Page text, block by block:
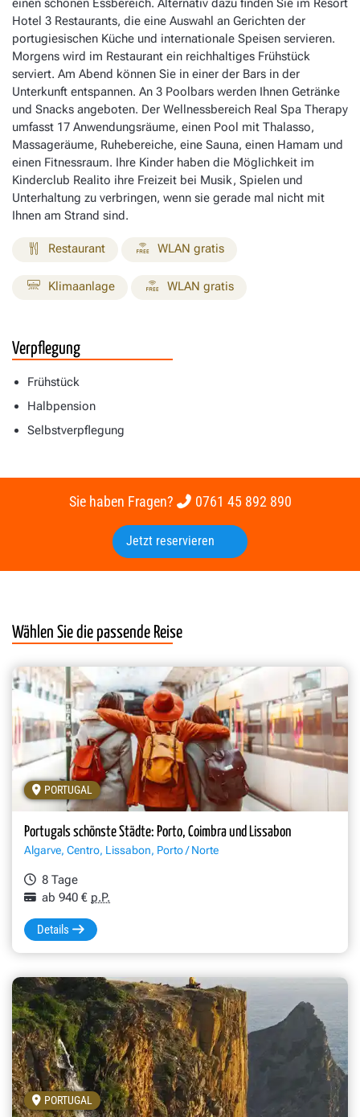
einen schönen Essbereich. Alternativ dazu finden Sie im Resort
Hotel 3 Restaurants, die eine Auswahl an Gerichten der
portugiesischen Küche und internationale Speisen servieren.
Morgens wird im Restaurant ein reichhaltiges Frühstück
serviert. Am Abend können Sie in einer der Bars in der
Unterkunft entspannen. An 3 Poolbars werden Ihnen Getränke
und Snacks angeboten. Der Wellnessbereich Real Spa Therapy
umfasst 17 Anwendungsräume, einen Pool mit Thalasso,
Massageräume, Ruhebereiche, eine Sauna, einen Hamam und
einen Fitnessraum. Ihre Kinder haben die Möglichkeit im
Kinderclub Realito ihre Freizeit bei Musik, Spielen und
Unterhaltung zu verbringen, wenn sie gerade mal nicht mit
Ihnen am Strand sind.
Restaurant WLAN gratis
Klimaanlage WLAN gratis
Verpflegung
Frühstück
Halbpension
Selbstverpflegung
Sie haben Fragen? 0761 45 892 890
Jetzt reservieren
Wählen Sie die passende Reise
PORTUGAL
Portugals schönste Städte: Porto, Coimbra und Lissabon
Algarve, Centro, Lissabon, Porto / Norte
8 Tage
ab 940 € p.P.
Details
PORTUGAL